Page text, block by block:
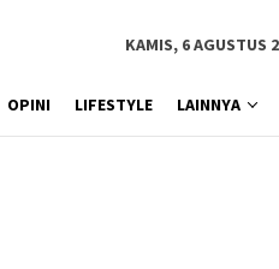
KAMIS, 6 AGUSTUS
OPINI LIFESTYLE LAINNYA